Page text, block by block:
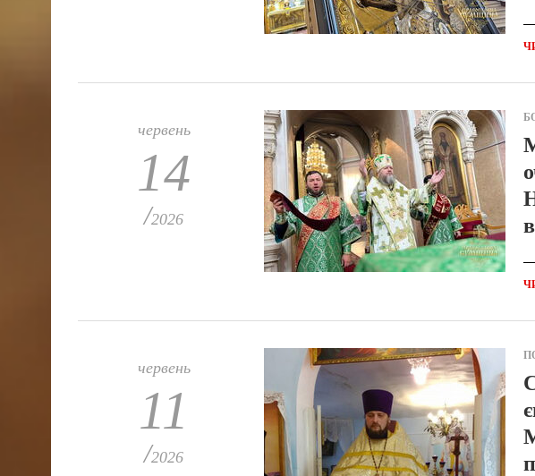
червень
14
/2026
червень
11
/2026